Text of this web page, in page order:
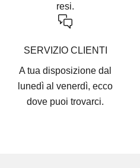
resi.
SERVIZIO CLIENTI
A tua disposizione dal
lunedì al venerdì, ecco
dove puoi trovarci.